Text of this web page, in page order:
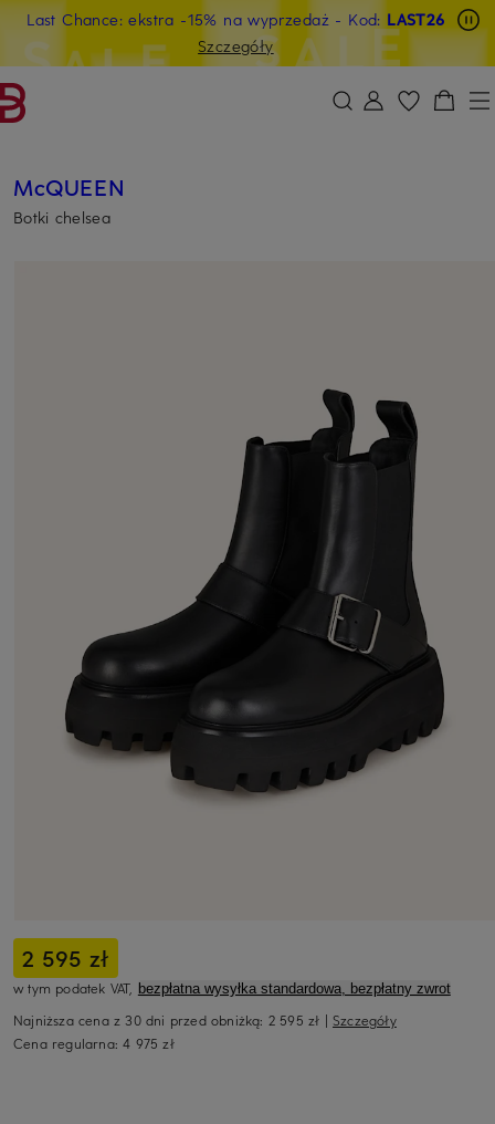
PRZEJDŹ DO GŁÓWNEJ TREŚCI PRZEJDŹ DO WYSZUKIWANIA
Last Chance: ekstra -15% na wyprzedaż - Kod: LAST26
Szczegóły
McQUEEN
Botki chelsea
2 595 zł
w tym podatek VAT, bezpłatna wysyłka standardowa, bezpłatny zwrot
Najniższa cena z 30 dni przed obniżką: 2 595 zł |Szczegóły
Cena regularna:4 975 zł